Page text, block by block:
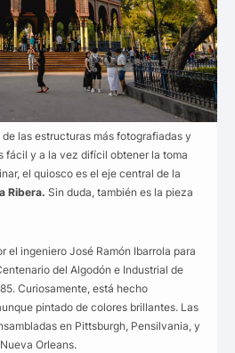
de las estructuras más fotografiadas y
fácil y a la vez difícil obtener la toma
el quiosco es el eje central de la
Ribera. Sin duda, también es la pieza
el ingeniero José Ramón Ibarrola para
del Algodón e Industrial de
Curiosamente, está hecho
pintado de colores brillantes. Las
en Pittsburgh, Pensilvania, y
Orleans.